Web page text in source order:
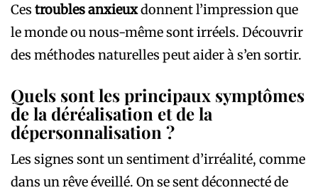
Ces troubles anxieuxdonnent l’impression que
le monde ou nous-même sont irréels. Découvrir
des méthodes naturelles peut aider à s’en sortir.
Quels sont les principaux symptômes
de la déréalisation et de la
dépersonnalisation ?
Les signes sont un sentiment d’irréalité, comme
dans un rêve éveillé. On se sent déconnecté de